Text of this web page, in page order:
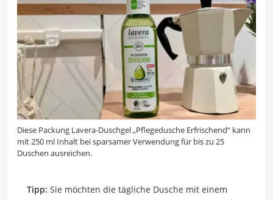
Diese Packung Lavera-Duschgel „Pflegedusche Erfrischend“ kann
mit 250 ml Inhalt bei sparsamer Verwendung für bis zu 25
Duschen ausreichen.
Tipp: Sie möchten die tägliche Dusche mit einem